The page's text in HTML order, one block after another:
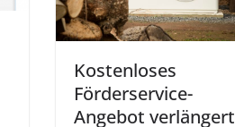
Kostenloses
Förderservice-
Angebot verlängert